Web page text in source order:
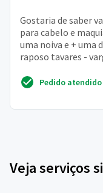
Gostaria de saber
para cabelo e
uma noiva e + uma
raposo tavares -
Pedido atendido
Veja serviços